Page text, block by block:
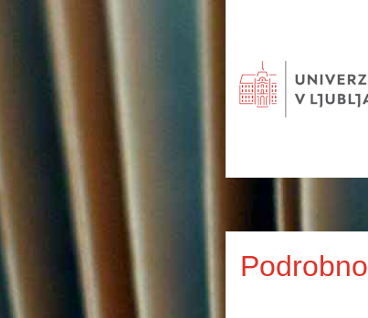
Podrobno